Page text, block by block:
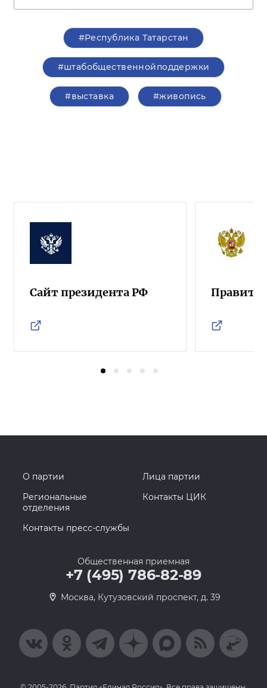
#Республика Татарстан
#штабобщественнойподдержки
#выставка #живопись
Сайт президента РФ
О партии
Лица партии
Региональные
отделения
Контакты ЦИК
Контакты пресс-службы
Общественная приемная
+7 (495) 786-82-89
Москва, Кутузовский проспект, д. 39